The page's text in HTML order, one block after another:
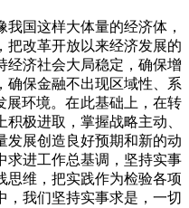
国这样大体量的经济体，
把改革开放以来经济发展的
经济社会大局稳定，确保增
确保金融不出现区域性、系
展环境。在此基础上，在转
极进取，掌握战略主动、
发展创造良好预期和新的动
求进工作总基调，坚持实事
思维，把实践作为检验各项
，我们坚持实事求是，一切